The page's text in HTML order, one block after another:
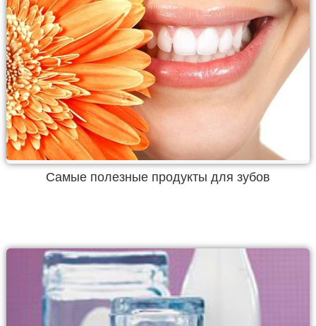
Самые полезные продукты для зубов